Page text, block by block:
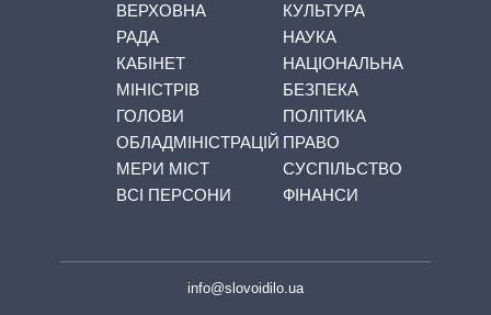
ВЕРХОВНА
РАДА
КАБІНЕТ
МІНІСТРІВ
ГОЛОВИ
ОБЛАДМІНІСТРАЦІЙ
МЕРИ МІСТ
ВСІ ПЕРСОНИ
КУЛЬТУРА
НАУКА
НАЦІОНАЛЬНА
БЕЗПЕКА
ПОЛІТИКА
ПРАВО
СУСПІЛЬСТВО
ФІНАНСИ
info@slovoidilo.ua